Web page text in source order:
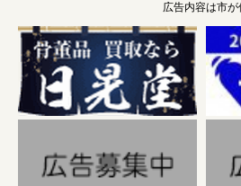
広告内容は市が